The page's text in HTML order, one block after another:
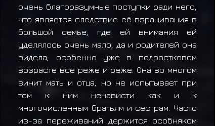
очень благоразумные поступки ради него,
что является следствие её взращивания в
большой семье, где ей внимания ей
уделялось очень мало, да и родителей она
видела, особенно уже в подростковом
возрасте всё реже и реже. Она во многом
винит мать и отца, но не испытывает при
том к ним ненависти как и к
многочисленным братьям и сестрам. Часто
из-за переживаний держится особняком